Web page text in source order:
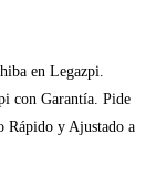
en Legazpi.
con Garantía. Pide
Rápido y Ajustado a